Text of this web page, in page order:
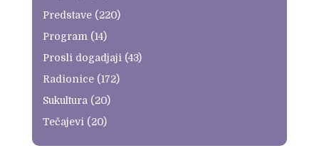
Predstave(220)
Program (14)
Prosli dogadjaji (43)
Radionice(172)
Sukultura (20)
Tečajevi (20)